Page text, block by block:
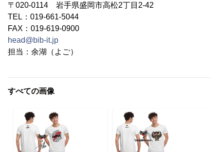
〒020-0114 岩手県盛岡市高松2丁目2-42
TEL：019-661-5044
FAX：019-619-0900
head@bib-it.jp
担当：余湖（よご）
すべての画像